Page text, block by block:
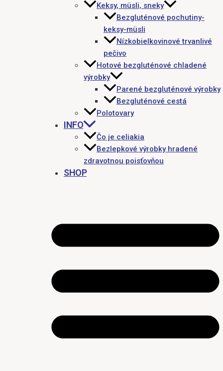
Keksy, müsli, sneky
Bezgluténové pochutiny-
keksy-müsli
Nízkobielkovinové trvanlivé
pečivo
Hotové bezgluténové chladené
výrobky
Parené bezgluténové výrobky
Bezgluténové cestá
Polotovary
INFO
Čo je celiakia
Bezlepkové výrobky hradené
zdravotnou poisťovňou
SHOP